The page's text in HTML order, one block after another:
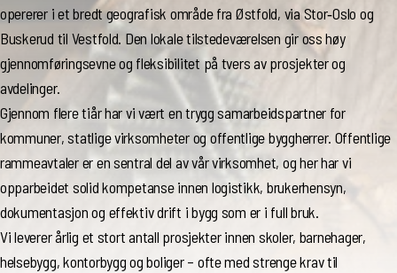
opererer i et bredt geografisk område fra Østfold, via Stor‑Oslo og
Buskerud til Vestfold. Den lokale tilstedeværelsen gir oss høy
gjennomføringsevne og fleksibilitet på tvers av prosjekter og
avdelinger.
Gjennom flere tiår har vi vært en trygg samarbeidspartner for
kommuner, statlige virksomheter og offentlige byggherrer. Offentlige
rammeavtaler er en sentral del av vår virksomhet, og her har vi
opparbeidet solid kompetanse innen logistikk, brukerhensyn,
dokumentasjon og effektiv drift i bygg som er i full bruk.
Vi leverer årlig et stort antall prosjekter innen skoler, barnehager,
helsebygg, kontorbygg og boliger – ofte med strenge krav til